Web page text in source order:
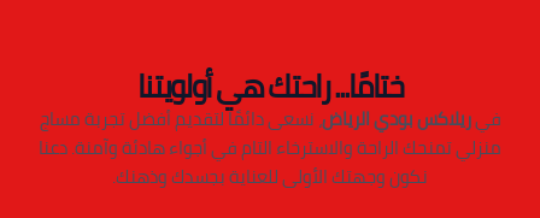
ختامًا... راحتك هي أولويتنا
فيريلاكس بودي الرياض، نسعى دائمًا لتقديم أفضل تجربة مساج
منزلي تمنحك الراحة والاسترخاء التام في أجواء هادئة وآمنة. دعنا
نكون وجهتك الأولى للعناية بجسدك وذهنك.